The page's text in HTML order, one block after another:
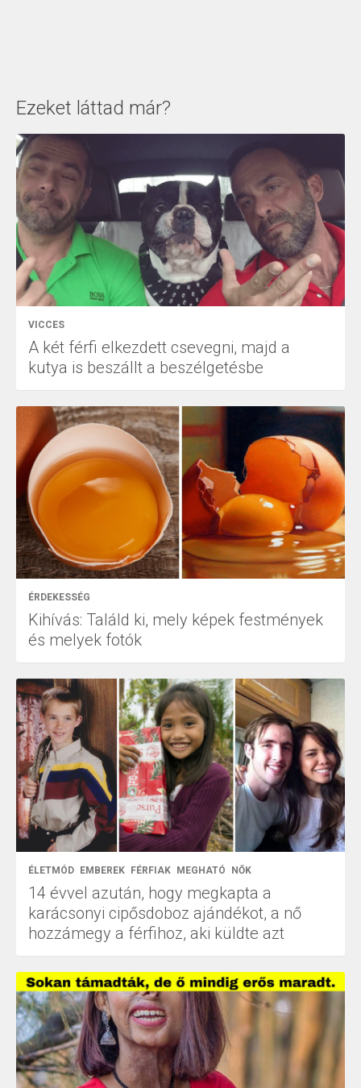
Ezeket láttad már?
VICCES
A két férfi elkezdett csevegni, majd a
kutya is beszállt a beszélgetésbe
ÉRDEKESSÉG
Kihívás: Találd ki, mely képek festmények
és melyek fotók
ÉLETMÓD EMBEREK FÉRFIAK MEGHATÓ NŐK
14 évvel azután, hogy megkapta a
karácsonyi cipősdoboz ajándékot, a nő
hozzámegy a férfihoz, aki küldte azt